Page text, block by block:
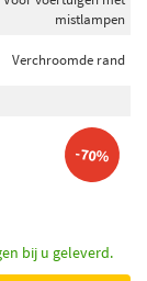
mistlampen
Verchroomde rand
-70%
bij u geleverd.